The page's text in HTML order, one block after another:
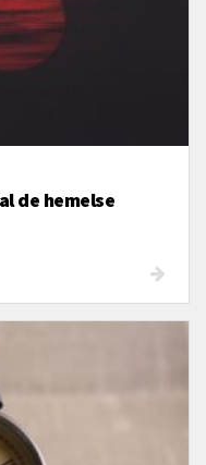
de hemelse